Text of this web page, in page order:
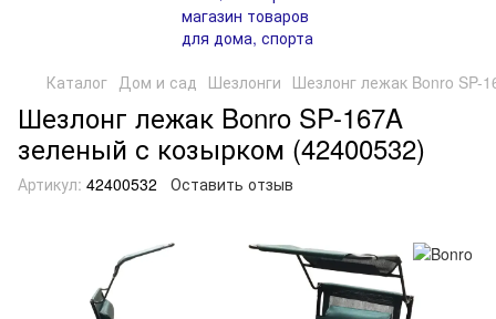
Каталог Дом и сад Шезлонги Шезлонг лежак Bonro SP-
Шезлонг лежак Bonro SP-167A
зеленый с козырком (42400532)
Артикул: 42400532 Оставить отзыв